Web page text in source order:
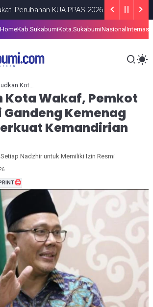
KUA-PPAS 2026 BERITAAUGUST 08,
HomeKab.SukabumiKota.SukabumiNasional
Sukabumi Gandeng Kemenag dan BWI Perkuat Kemandirian Ekonomi
Kota Wakaf, Pemkot
Kemenag
Kemandirian
Nadzhir untuk Memiliki Izin Resmi
PRINT